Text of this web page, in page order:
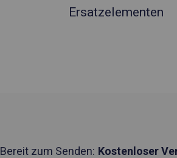
Ersatzelementen
Bereit zum Senden: Kostenloser